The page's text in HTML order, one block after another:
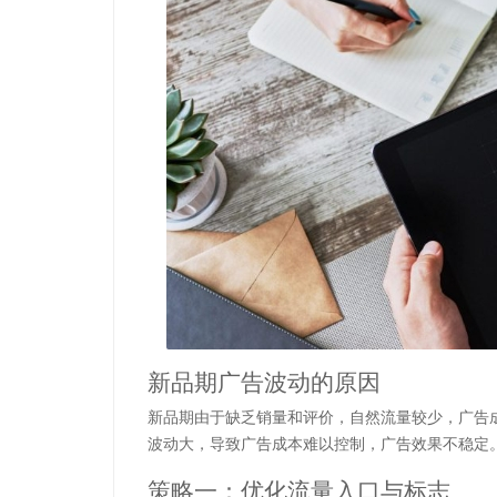
新品期广告波动的原因
新品期由于缺乏销量和评价，自然流量较少，广
波动大，导致广告成本难以控制，广告效果不稳定
策略一：优化流量入口与标志